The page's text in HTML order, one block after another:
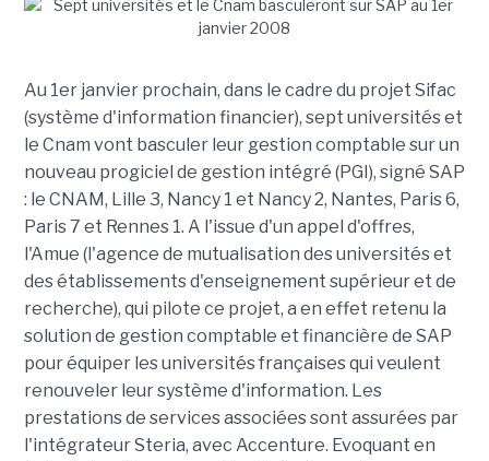
Au 1er janvier prochain, dans le cadre du projet Sifac
(système d'information financier), sept universités et
le Cnam vont basculer leur gestion comptable sur un
nouveau progiciel de gestion intégré (PGI), signé SAP
: le CNAM, Lille 3, Nancy 1 et Nancy 2, Nantes, Paris 6,
Paris 7 et Rennes 1. A l'issue d'un appel d'offres,
l'Amue (l'agence de mutualisation des universités et
des établissements d'enseignement supérieur et de
recherche), qui pilote ce projet, a en effet retenu la
solution de gestion comptable et financière de SAP
pour équiper les universités françaises qui veulent
renouveler leur système d'information. Les
prestations de services associées sont assurées par
l'intégrateur Steria, avec Accenture. Evoquant en